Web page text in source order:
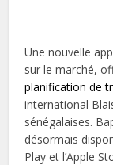
Une nouvelle
sur le marché,
planification de
international
sénégalaises.
désormais
Play et l’Apple